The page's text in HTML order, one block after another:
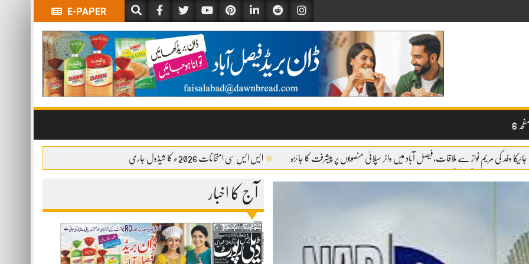
E-PAPER
6
جائیکا وفد کی مریم نواز سے ملاقات،فیصل آباد میں واٹر سپلائی منصوبوں پر پیشرفت کا جائزہ ایس ایس سی امتحانات 2026ء کا شیڈول جاری
آج کا اخبار